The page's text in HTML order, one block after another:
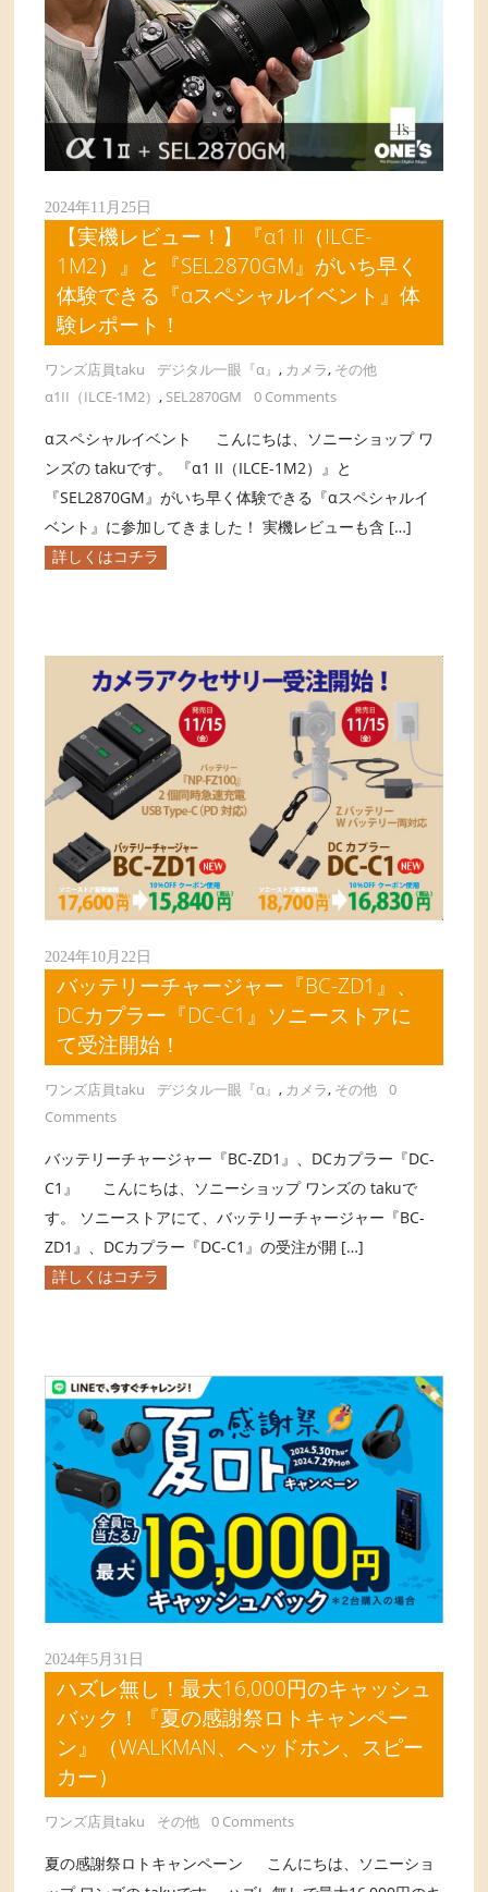
2024年11月25日
【実機レビュー！】『α1 II（ILCE-
1M2）』と『SEL2870GM』がいち早く
体験できる『αスペシャルイベント』体
験レポート！
ワンズ店員taku デジタル一眼『α』, カメラ, その他
α1II（ILCE-1M2）, SEL2870GM 0 Comments
αスペシャルイベント こんにちは、ソニーショップ ワ
ンズの takuです。 『α1 II（ILCE-1M2）』と
『SEL2870GM』がいち早く体験できる『αスペシャルイ
ベント』に参加してきました！ 実機レビューも含 […]
詳しくはコチラ
2024年10月22日
バッテリーチャージャー『BC-ZD1』、
DCカプラー『DC-C1』ソニーストアに
て受注開始！
ワンズ店員taku デジタル一眼『α』, カメラ, その他
0
Comments
バッテリーチャージャー『BC-ZD1』、DCカプラー『DC-
C1』 こんにちは、ソニーショップ ワンズの takuで
す。 ソニーストアにて、バッテリーチャージャー『BC-
ZD1』、DCカプラー『DC-C1』の受注が開 […]
詳しくはコチラ
2024年5月31日
ハズレ無し！最大16,000円のキャッシュ
バック！『夏の感謝祭ロトキャンペー
ン』（WALKMAN、ヘッドホン、スピー
カー）
ワンズ店員taku その他 0 Comments
夏の感謝祭ロトキャンペーン こんにちは、ソニーショ